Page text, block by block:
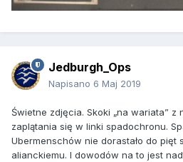
Jedburgh_Ops
Napisano 6 Maj 2019
Świetne zdjęcia. Skoki „na wariata” z
zaplątania się w linki spadochronu.
Ubermenschów nie dorastało do pięt
alianckiemu. I dowodów na to jest